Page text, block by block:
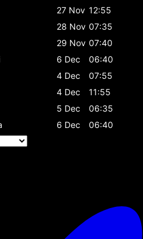
27 Nov 12:55
28 Nov 07:35
29 Nov 07:40
6 Dec
06:40
4 Dec
07:55
4 Dec
11:55
5 Dec
06:35
6 Dec
06:40